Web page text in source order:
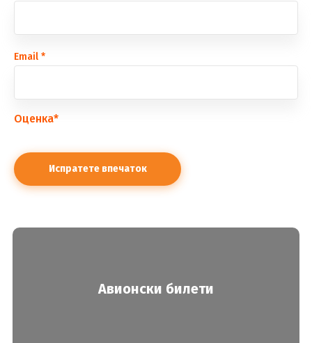
Еmail *
Оценка*
Авионски билети